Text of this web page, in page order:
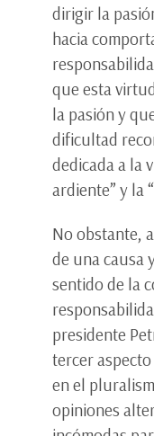
dirigir la
hacia
que esta
la pasión y
dificultad
dedicada a la
ardiente” y la
No obstante,
de una causa
sentido de la
presidente
tercer
en el
opiniones